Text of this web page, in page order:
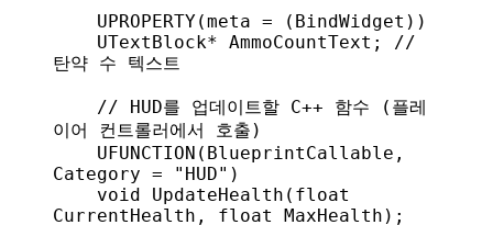
    UPROPERTY
(meta = (BindWidget))
    UTextBlock* AmmoCountText;
//
탄약 수 텍스트
이어 컨트롤러에서 호출)
    UFUNCTION
( BlueprintCallable
Category = "HUD" )
    void
UpdateHealth ( float
CurrentHealth , float MaxHealth );